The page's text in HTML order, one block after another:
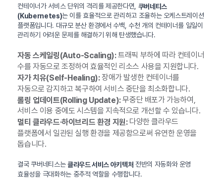
컨테이너가 서비스 단위의 격리를 제공한다면, 쿠버네티스
(Kubernetes)는 이를 효율적으로 관리하고 조율하는 오케스트레이션
플랫폼입니다. 대규모 분산 환경에서 수백, 수천 개의 컨테이너를 일일이
관리하기 어려운 문제를 해결하기 위해 탄생했습니다.
자동 스케일링(Auto-Scaling):트래픽 부하에 따라 컨테이너
수를 자동으로 조정하여 효율적인 리소스 사용을 지원합니다.
자가 치유(Self-Healing):장애가 발생한 컨테이너를
자동으로 감지하고 복구하여 서비스 중단을 최소화합니다.
롤링 업데이트(Rolling Update):무중단 배포가 가능하여,
서비스 이용 중에도 시스템을 지속적으로 개선할 수 있습니다.
멀티 클라우드·하이브리드 환경 지원:다양한 클라우드
플랫폼에서 일관된 실행 환경을 제공함으로써 유연한 운영을
돕습니다.
결국 쿠버네티스는클라우드 서비스 아키텍처 전반의 자동화와 운영
효율성을 극대화하는 중추적 역할을 수행합니다.